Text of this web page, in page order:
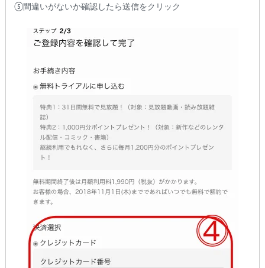
⑤間違いがないか確認したら送信をクリック